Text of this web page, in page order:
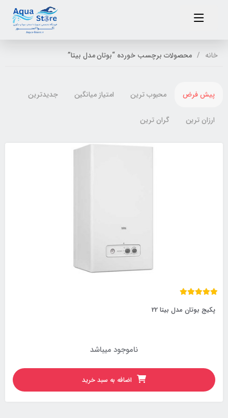
خانه محصولات برچسب خورده “بوتان مدل بیتا”
پیش فرض محبوب ترین امتیاز میانگین جدیدترین
ارزان ترین گران ترین
پکیج بوتان مدل بیتا 22
ناموجود میباشد
اضافه به سبد خرید